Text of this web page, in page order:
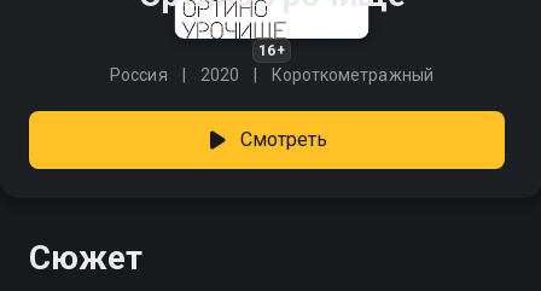
16+
Россия 2020 Короткометражный
Смотреть
Сюжет